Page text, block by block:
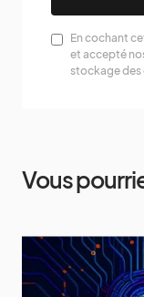
En cochant
et accepté
stockage des
Vous